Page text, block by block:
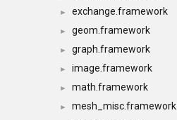
► exchange.framework
► geom.framework
► graph.framework
► image.framework
► math.framework
► mesh_misc.framework